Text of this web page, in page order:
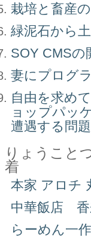
栽培と畜産
緑泥石から
SOY CMSの
妻にプログ
自由を求め
ョップパッ
遭遇する問
りょうこと
着
本家 アロチ
中華飯店 香
らーめん一